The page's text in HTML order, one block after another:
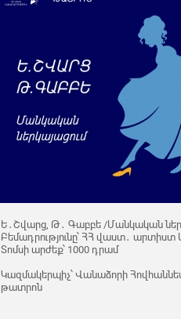
Ե․Շվարց, Թ․ Գաբբե /Մանկական
Բեմադրությունը՝ ՀՀ վաստ․
Տոմսի արժեք՝ 1000 դրամ
Կազմակերպիչ՝ Վանաձորի
թատրոն